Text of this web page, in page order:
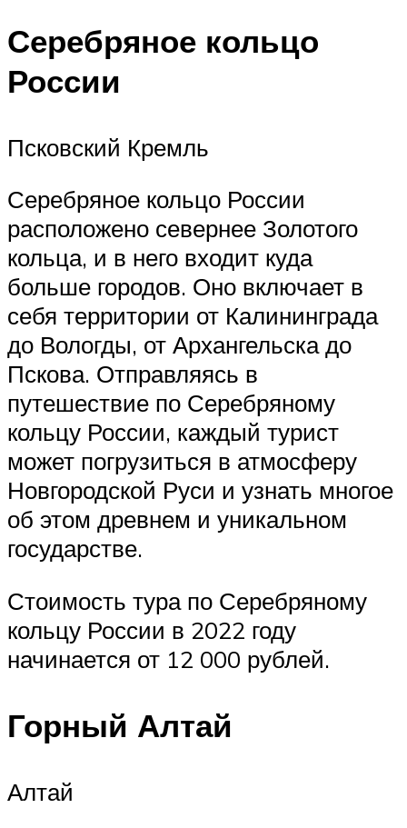
Серебряное кольцо
России
Псковский Кремль
Серебряное кольцо России
расположено севернее Золотого
кольца, и в него входит куда
больше городов. Оно включает в
себя территории от Калининграда
до Вологды, от Архангельска до
Пскова. Отправляясь в
путешествие по Серебряному
кольцу России, каждый турист
может погрузиться в атмосферу
Новгородской Руси и узнать многое
об этом древнем и уникальном
государстве.
Стоимость тура по Серебряному
кольцу России в 2022 году
начинается от 12 000 рублей.
Горный Алтай
Алтай